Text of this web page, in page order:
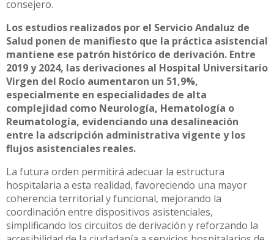
consejero.
Los estudios realizados por el Servicio Andaluz de
Salud ponen de manifiesto que la práctica asistencial
mantiene ese patrón histórico de derivación. Entre
2019 y 2024, las derivaciones al Hospital Universitario
Virgen del Rocío aumentaron un 51,9%,
especialmente en especialidades de alta
complejidad como Neurología, Hematología o
Reumatología, evidenciando una desalineación
entre la adscripción administrativa vigente y los
flujos asistenciales reales.
La futura orden permitirá adecuar la estructura
hospitalaria a esta realidad, favoreciendo una mayor
coherencia territorial y funcional, mejorando la
coordinación entre dispositivos asistenciales,
simplificando los circuitos de derivación y reforzando la